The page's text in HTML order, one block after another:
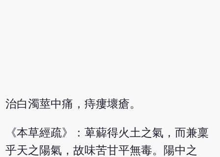
治白濁莖中痛，痔瘻壞瘡。
《本草經疏》：萆薢得火土之氣，而兼稟
乎天之陽氣，故味苦甘平無毒。陽中之